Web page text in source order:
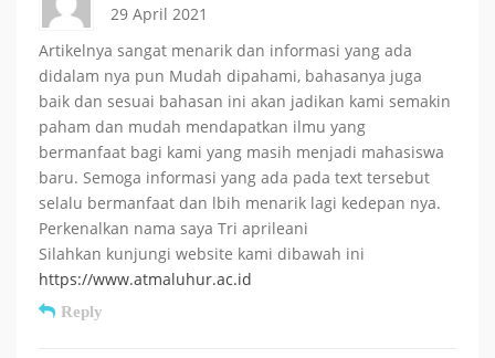
29 April 2021
Artikelnya sangat menarik dan informasi yang ada
didalam nya pun Mudah dipahami, bahasanya juga
baik dan sesuai bahasan ini akan jadikan kami semakin
paham dan mudah mendapatkan ilmu yang
bermanfaat bagi kami yang masih menjadi mahasiswa
baru. Semoga informasi yang ada pada text tersebut
selalu bermanfaat dan lbih menarik lagi kedepan nya.
Perkenalkan nama saya Tri aprileani
Silahkan kunjungi website kami dibawah ini
https://www.atmaluhur.ac.id
Reply